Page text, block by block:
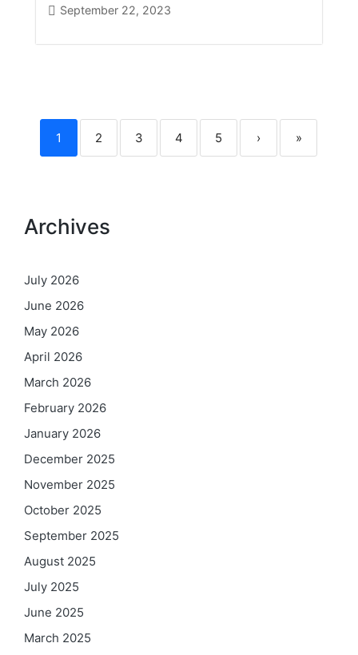
September 22, 2023
1 2 3 4 5 › »
Archives
July 2026
June 2026
May 2026
April 2026
March 2026
February 2026
January 2026
December 2025
November 2025
October 2025
September 2025
August 2025
July 2025
June 2025
March 2025